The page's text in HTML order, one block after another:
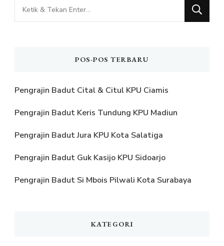
Mencari
Sesuatu?
POS-POS TERBARU
Pengrajin Badut Cital & Citul KPU Ciamis
Pengrajin Badut Keris Tundung KPU Madiun
Pengrajin Badut Jura KPU Kota Salatiga
Pengrajin Badut Guk Kasijo KPU Sidoarjo
Pengrajin Badut Si Mbois Pilwali Kota Surabaya
KATEGORI